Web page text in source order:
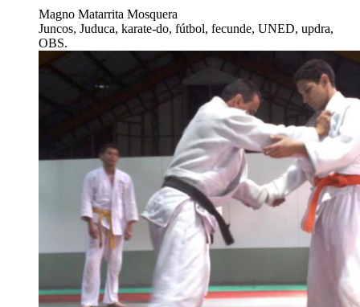
Magno Matarrita Mosquera
Juncos, Juduca, karate-do, fútbol, fecunde, UNED, updra,
OBS.